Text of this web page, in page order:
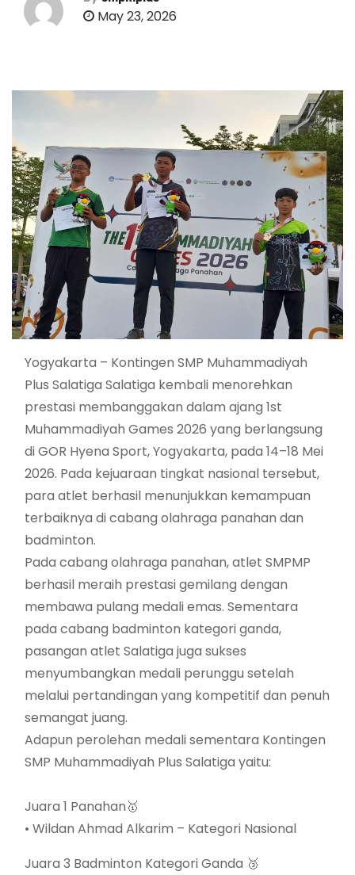
May 23, 2026
Yogyakarta – Kontingen SMP Muhammadiyah
Plus Salatiga Salatiga kembali menorehkan
prestasi membanggakan dalam ajang 1st
Muhammadiyah Games 2026 yang berlangsung
di GOR Hyena Sport, Yogyakarta, pada 14–18 Mei
2026. Pada kejuaraan tingkat nasional tersebut,
para atlet berhasil menunjukkan kemampuan
terbaiknya di cabang olahraga panahan dan
badminton.
Pada cabang olahraga panahan, atlet SMPMP
berhasil meraih prestasi gemilang dengan
membawa pulang medali emas. Sementara
pada cabang badminton kategori ganda,
pasangan atlet Salatiga juga sukses
menyumbangkan medali perunggu setelah
melalui pertandingan yang kompetitif dan penuh
semangat juang.
Adapun perolehan medali sementara Kontingen
SMP Muhammadiyah Plus Salatiga yaitu:
Juara 1 Panahan🥇
• Wildan Ahmad Alkarim – Kategori Nasional
Juara 3 Badminton Kategori Ganda 🥉